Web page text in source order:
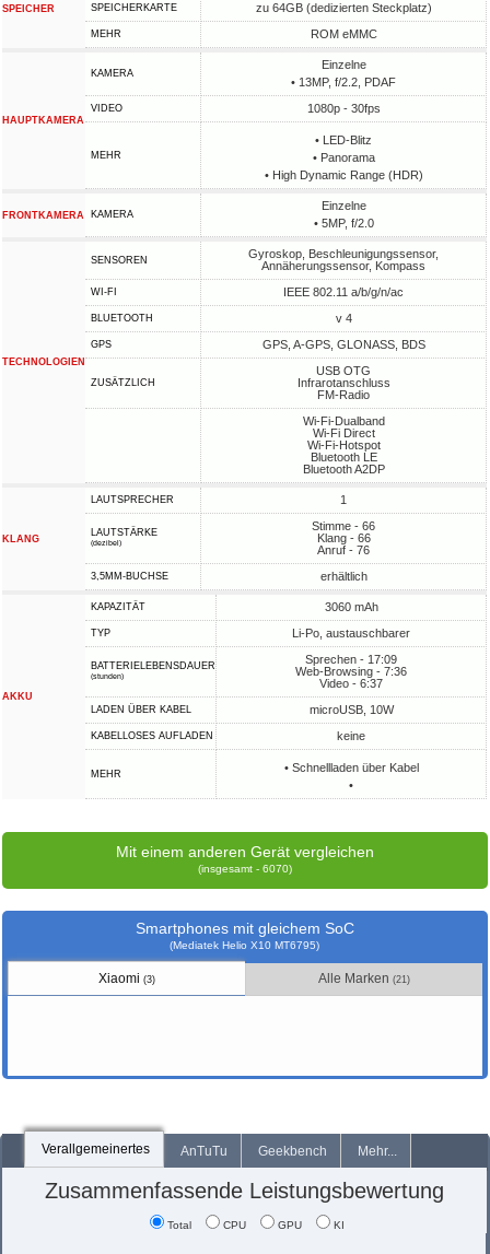
SPEICHER SPEICHERKARTE zu 64GB (dedizierten Steckplatz)
MEHR ROM eMMC
HAUPTKAMERA
KAMERA
Einzelne
• 13MP, f/2.2, PDAF
VIDEO 1080p - 30fps
MEHR
• LED-Blitz
• Panorama
• High Dynamic Range (HDR)
FRONTKAMERA KAMERA
Einzelne
• 5MP, f/2.0
TECHNOLOGIEN
SENSOREN
Gyroskop, Beschleunigungssensor,
Annäherungssensor, Kompass
WI-FI IEEE 802.11 a/b/g/n/ac
BLUETOOTH v 4
GPS GPS, A-GPS, GLONASS, BDS
ZUSÄTZLICH
USB OTG
Infrarotanschluss
FM-Radio
Wi-Fi-Dualband
Wi-Fi Direct
Wi-Fi-Hotspot
Bluetooth LE
Bluetooth A2DP
KLANG
LAUTSPRECHER 1
LAUTSTÄRKE
(dezibel)
Stimme - 66
Klang - 66
Anruf - 76
3,5MM-BUCHSE erhältlich
AKKU
KAPAZITÄT 3060 mAh
TYP Li-Po, austauschbarer
BATTERIELEBENSDAUER
(stunden)
Sprechen - 17:09
Web-Browsing - 7:36
Video - 6:37
LADEN ÜBER KABEL microUSB, 10W
KABELLOSES AUFLADEN keine
MEHR
• Schnellladen über Kabel
•
Mit einem anderen Gerät vergleichen
(insgesamt - 6070)
Smartphones mit gleichem SoC
(Mediatek Helio X10 MT6795)
Xiaomi (3) Alle Marken (21)
Verallgemeinertes AnTuTu Geekbench Mehr...
Zusammenfassende Leistungsbewertung
Total CPU GPU KI